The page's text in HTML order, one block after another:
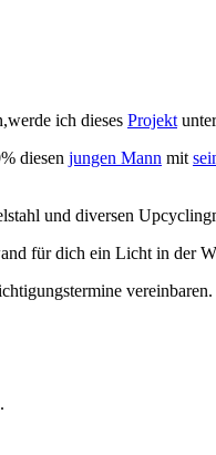
ich dieses Projekt
diesen jungen Mann mit
und diversen
für dich ein Licht in der
vereinbaren.